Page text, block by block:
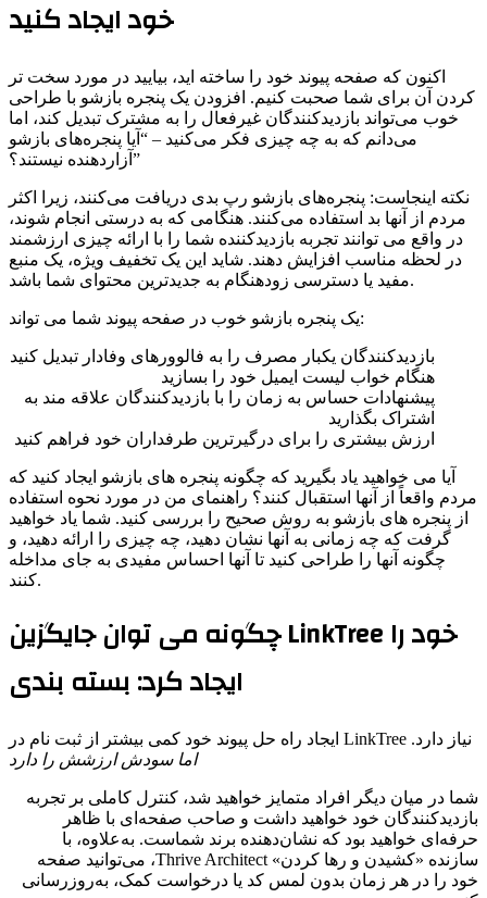
خود ایجاد کنید
اکنون که صفحه پیوند خود را ساخته اید، بیایید در مورد سخت تر
کردن آن برای شما صحبت کنیم. افزودن یک پنجره بازشو با طراحی
خوب می‌تواند بازدیدکنندگان غیرفعال را به مشترک تبدیل کند، اما
می‌دانم که به چه چیزی فکر می‌کنید – “آیا پنجره‌های بازشو
نکته اینجاست: پنجره‌های بازشو رپ بدی دریافت می‌کنند، زیرا اکثر
مردم از آنها بد استفاده می‌کنند. هنگامی که به درستی انجام شوند،
در واقع می توانند تجربه بازدیدکننده شما را با ارائه چیزی ارزشمند
در لحظه مناسب افزایش دهند. شاید این یک تخفیف ویژه، یک منبع
بازدیدکنندگان یکبار مصرف را به فالوورهای وفادار تبدیل کنید
هنگام خواب لیست ایمیل خود را بسازید
پیشنهادات حساس به زمان را با بازدیدکنندگان علاقه مند به
اشتراک بگذارید
ارزش بیشتری را برای درگیرترین طرفداران خود فراهم کنید
آیا می خواهید یاد بگیرید که چگونه پنجره های بازشو ایجاد کنید که
مردم واقعاً از آنها استقبال کنند؟ راهنمای من در مورد نحوه استفاده
از پنجره های بازشو به روش صحیح را بررسی کنید. شما یاد خواهید
گرفت که چه زمانی به آنها نشان دهید، چه چیزی را ارائه دهید، و
چگونه آنها را طراحی کنید تا آنها احساس مفیدی به جای مداخله
چگونه می توان جایگزین LinkTree خود را
ایجاد کرد: بسته بندی
ایجاد راه حل پیوند خود کمی بیشتر از ثبت نام در LinkTree نیاز دارد.
اما سودش ارزشش را دارد
شما در میان دیگر افراد متمایز خواهید شد، کنترل کاملی بر تجربه
بازدیدکنندگان خود خواهید داشت و صاحب صفحه‌ای با ظاهر
حرفه‌ای خواهید بود که نشان‌دهنده برند شماست. به‌علاوه، با
سازنده «کشیدن و رها کردن» Thrive Architect، می‌توانید صفحه
خود را در هر زمان بدون لمس کد یا درخواست کمک، به‌روزرسانی